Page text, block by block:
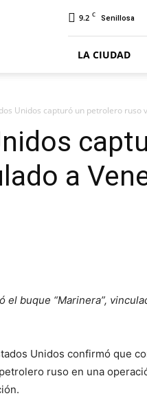
9.2 C Senillosa
LA CIUDAD
Unidos capturó un petrolero ruso
a
el buque “Marinera”,
Unidos confirmó que
ruso en una